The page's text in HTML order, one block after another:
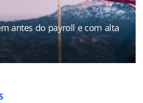
antes do payroll e com alta